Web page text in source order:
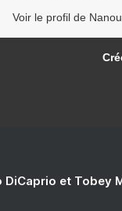
Voir le profil de
DiCaprio et Tobey